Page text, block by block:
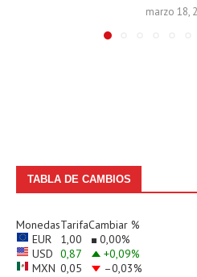
marzo 18,
TABLA DE CAMBIOS
MonedasTarifaCambiar %
EUR
1,00 0,00%
USD 0,87 +0,09%
MXN 0,05 –0,03%